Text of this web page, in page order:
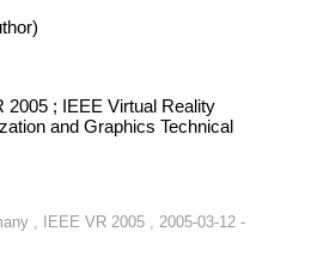
2005 ; IEEE Virtual Reality
and Graphics Technical
, IEEE VR 2005 , 2005-03-12 -